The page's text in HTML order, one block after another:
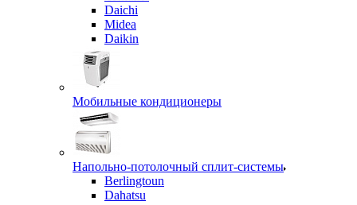
Daichi
Midea
Daikin
Мобильные кондиционеры
Напольно-потолочный сплит-системы
Berlingtoun
Dahatsu